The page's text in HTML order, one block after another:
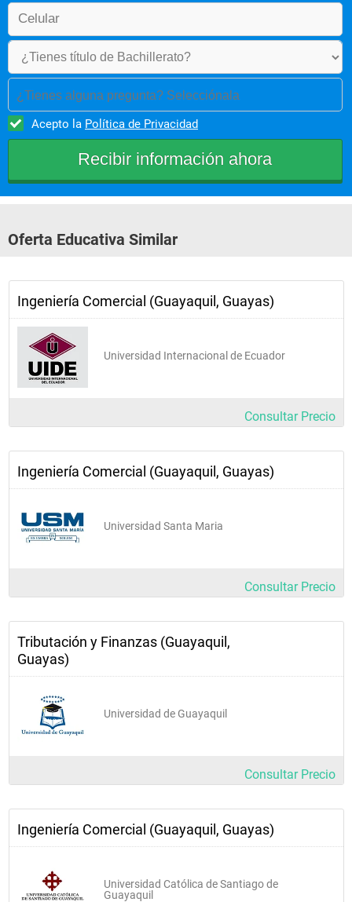
¿Tienes alguna pregunta? Selecciónala
Acepto la Política de Privacidad
Oferta Educativa Similar
Ingeniería Comercial (Guayaquil, Guayas)
Universidad Internacional de Ecuador
Consultar Precio
Ingeniería Comercial (Guayaquil, Guayas)
Universidad Santa Maria
Consultar Precio
Tributación y Finanzas (Guayaquil,
Guayas)
Universidad de Guayaquil
Consultar Precio
Ingeniería Comercial (Guayaquil, Guayas)
Universidad Católica de Santiago de
Guayaquil